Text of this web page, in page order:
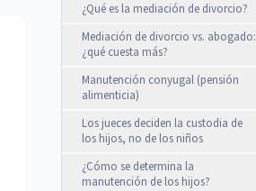
¿Qué es la mediación de divorcio?
Mediación de divorcio vs. abogado:
¿qué cuesta más?
Manutención conyugal (pensión
alimenticia)
Los jueces deciden la custodia de
los hijos, no de los niños
¿Cómo se determina la
manutención de los hijos?